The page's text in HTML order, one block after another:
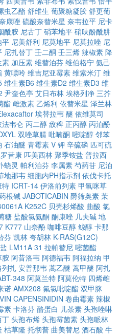
虫乙酯 舒维生 葡聚糖凝胶 舒更葡
康唑 硫酸奈替米星 奈韦拉平 尼卡
酰胺 尼古丁 硝苯地平 硝呋酚酰肼
平 尼美舒利 尼莫地平 尼莫拉唑 尼
尼扎替丁 壬二酮 壬三烯 辣椒素 降
素 加压素 维替泊芬 维伯格宁 氨己
黄嘌呤 维吉尼亚霉素 维索米汀 维
维生素B6 维生素D2 维生素D3 维
尹奎色亭 艾日布林 埃格列净 三芥
酯 雌激素 乙烯利 依替米星 泽兰林
埃替拉韦 醚 依维莫司
法韦仑 丙二醇 敌稗 正丙醇 丙泊酚
双唑草腈 吡喃酮 嘧啶醇 邻苯
石油醚 青霉素 V 钾 辛硫磷 匹可硫
昔康 匹美西林 聚季铵盐 普拉西
蛲灵 帕利泊芬 李属素 芍药苷 尼泊
地那韦 细胞内PH指示剂 依伐卡托
特 ICRT-14 伊洛前列素 甲氧咪草
根碱 JABOTICABIN 爵筛奥素 茉
K252C 贝壳杉烯酸 曲酸 氯
糖 盐酸氯氨酮 酮康唑 几夫碱 地
K777 山奈酚 咖啡豆醇 鲸醇 卡那
芬 凯林 夸胡林 K-RAS(G12C)
LM11A 31 拉帕替尼 嘧菌酯
胺 阿昔洛韦 阿德福韦 阿福拉纳 甲
列扎 安普那韦 蒿乙醚 蒿甲醚 阿扎
348 阿莫兰特 阿莫伦特 四烯雌
诺 AMX208 氟氯吡啶酯 双甲脒
CAPENSINIDIN 卷曲霉素 辣椒
素 卡洛芬 酪蛋白 儿茶素 头孢唑啉
丁 头孢布烯 头孢霉菌素 头孢哌林
枯草隆 托彻普 曲美替尼 酒石酸 牛